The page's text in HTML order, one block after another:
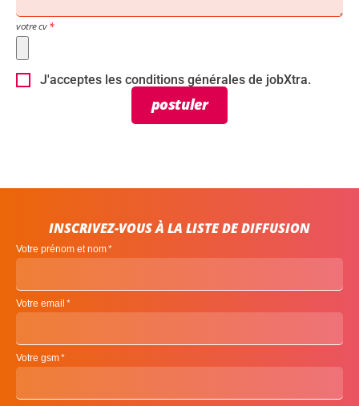
votre cv
J'acceptes les conditions générales de jobXtra.
postuler
INSCRIVEZ-VOUS À LA LISTE DE DIFFUSION
Votre prénom et nom
Votre email
Votre gsm